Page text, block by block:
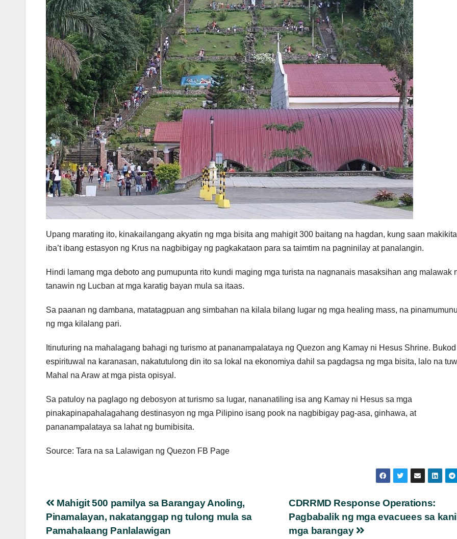
Upang marating ito, kinakailangang akyatin ng mga bisita ang mahigit 300 baitang na hagdan, kung saan
iba’t ibang estasyon ng Krus na nagbibigay ng pagkakataon para sa taimtim na pagninilay at panalangin.
Hindi lamang mga deboto ang pumupunta rito kundi maging mga turista na nagnanais masaksihan ang malawak
tanawin ng Lucban at mga karatig bayan mula sa itaas.
Sa paanan ng dambana, matatagpuan ang simbahan na kilala bilang lugar ng mga healing mass, na
ng mga kilalang pari.
Itinuturing na mahalagang bahagi ng turismo at pananampalataya ng Quezon ang Kamay ni Hesus Shrine. Bukod
espirituwal na karanasan, nakatutulong din ito sa lokal na ekonomiya dahil sa pagdagsa ng mga bisita, lalo na
Mahal na Araw at mga pista opisyal.
Sa patuloy na paglago ng debosyon at turismo sa lugar, nananatiling isa ang Kamay ni Hesus sa mga
pinakapinapahalagahang destinasyon ng mga Pilipino isang pook na nagbibigay pag-asa, ginhawa, at
pananampalataya sa lahat ng bumibisita.
Source: Tara na sa Lalawigan ng Quezon FB Page
Post
navigation
CDRRMD Response Operations:
Pagbabalik ng mga evacuees sa
mga barangay
Mahigit 500 pamilya sa Barangay Anoling,
Pinamalayan, nakatanggap ng tulong mula sa
Pamahalaang Panlalawigan